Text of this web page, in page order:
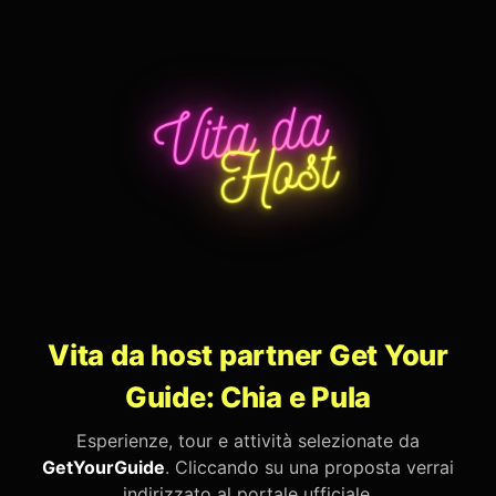
Vita da host partner Get Your
Guide: Chia e Pula
Esperienze, tour e attività selezionate da
GetYourGuide. Cliccando su una proposta verrai